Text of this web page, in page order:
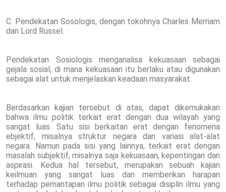
C. Pendekatan Sosologis, dengan tokohnya Charles Merriam
dan Lord Russel.
Pendekatan Sosiologis menganalisa kekuasaan sebagai
gejala sosial, di mana kekuasaan itu berlaku atau digunakan
sebagai alat untuk menjelaskan keadaan masyarakat.
Berdasarkan kajian tersebut di atas, dapat dikemukakan
bahwa ilmu politik terkait erat dengan dua wilayah yang
sangat luas. Satu sisi berkaitan erat dengan fenomena
ebjektif, misalnya struktur negara dan variasi alat-alat
negara. Namun pada sisi yang lainnya, terkait erat dengan
masalah subjektif, misalnya saja kekuasaan, kepentingan dan
aspirasi. Kedua hal tersebut, merupakan sebuah kajian
keilmuan yang sangat luas dan memberikan harapan
terhadap pemantapan ilmu politik sebagai disiplin ilmu yang